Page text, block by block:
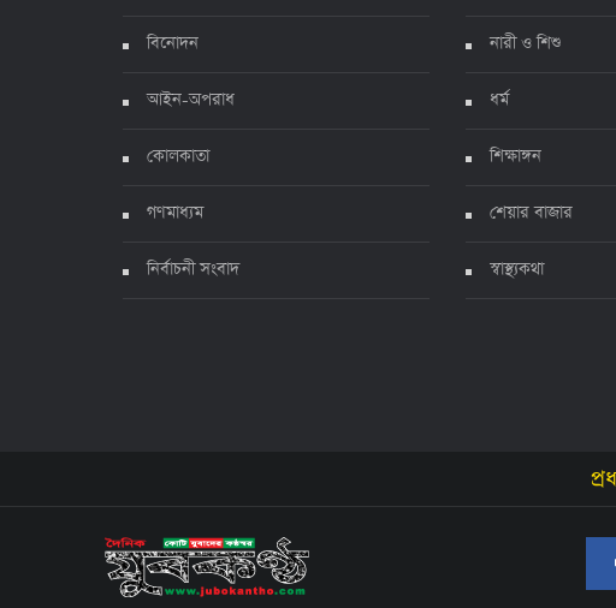
বিনোদন
আইন-অপরাধ
কোলকাতা
গণমাধ্যম
নির্বাচনী সংবাদ
নারী ও শিশু
ধর্ম
শিক্ষাঙ্গন
শেয়ার বাজার
স্বাস্থ্যকথা